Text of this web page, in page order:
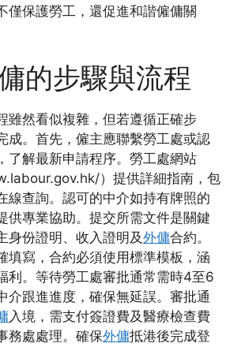
僅保護勞工，還促進和諧僱傭關
的步驟與流程
雖然看似複雜，但若遵循正確步
成。首先，僱主應聯繫勞工處或認
了解最新申請程序。勞工處網站
）提供詳細指南，包
線查詢。認可的中介如持有牌照的
供專業協助。提交所需文件是關鍵
身份證明、收入證明及外傭合約。
填寫，合約必須使用標準模板，涵
利。等待勞工處審批通常需時4至6
介跟進進度，確保無延誤。審批通
入境，需支付簽證費及醫療檢查費
務處處理。確保外傭抵港後完成登